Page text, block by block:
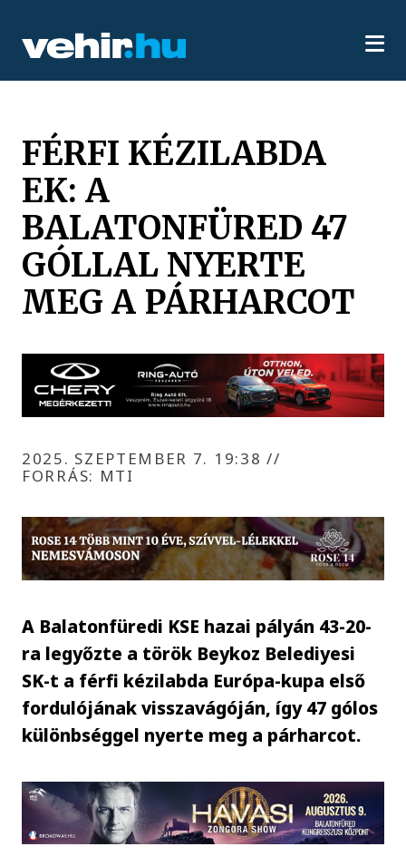
FÉRFI KÉZILABDA
EK: A
BALATONFÜRED 47
GÓLLAL NYERTE
MEG A PÁRHARCOT
2025. SZEPTEMBER 7. 19:38//
FORRÁS: MTI
A Balatonfüredi KSE hazai pályán 43-20-
ra legyőzte a török Beykoz Belediyesi
SK-t a férfi kézilabda Európa-kupa első
fordulójának visszavágóján, így 47 gólos
különbséggel nyerte meg a párharcot.